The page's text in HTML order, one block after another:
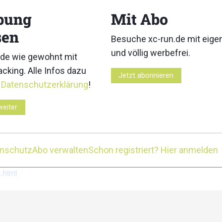
Koasamarsch im Kufsteinerland in Tirol gilt als eine der
Augen, auf der Suche nach dem ultimativen
kaiserlichen Landschaft oder einfach nur, um dabei
Zur Auswahl stehen drei Trailrunning-Bewerbe und
wie gewohnt mit
Alle Infos dazu
Datenschutzerklärung!
Mit Abo
Besuche xc-run.de mit
und völlig werbefrei.
Jetzt abonnieren
Abo verwaltenSchon registriert? Hier anmelden